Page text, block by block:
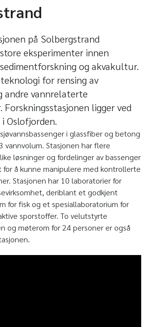
på Solbergstrand
eksperimenter innen
og akvakultur.
for rensing av
andre vannrelaterte
Forskningsstasjonen ligger ved
Oslofjorden.
i glassfiber og betong
vannvolum. Stasjonen har flere
løsninger og fordelinger av bassenger
for å kunne manipulere med kontrollerte
Stasjonen har 10 laboratorier for
deriblant et godkjent
for fisk og et spesiallaboratorium for
sporstoffer. To velutstyrte
og møterom for 24 personer er også